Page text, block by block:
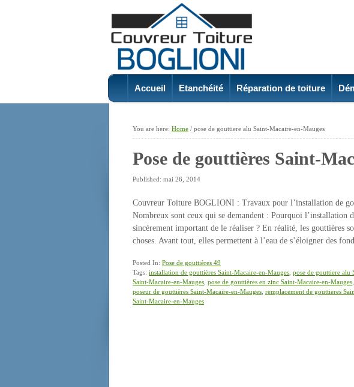
Accueil Etanchéité Réparation de toiture
You are here: Home / pose de gouttiere alu Saint-Macaire-en-Mauges
Pose de gouttières Saint-
Published: mai 26, 2014
Couvreur Toiture BOGLIONI : Travaux pour l’installation de
Nombreux sont ceux qui se demandent : Pourquoi l’installation
sincèrement important de le réaliser ? En réalité, les gouttières
choses. Avant tout, elles permettent à l’eau de s’éloigner des
Posted In: Pose de gouttières 49
Tags: installation de gouttières Saint-Macaire-en-Mauges pose de gouttiere alu
Saint-Macaire-en-Mauges pose de gouttières en zinc Saint-Macaire-en-Mauges
poseur de gouttières Saint-Macaire-en-Mauges remplacement de gouttieres
Saint-Macaire-en-Mauges